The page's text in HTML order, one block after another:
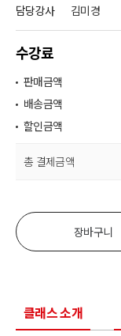
담당강사
김미경
수강료
판매금액
배송금액
할인금액
총 결제금액
장바구니
클래스 소개